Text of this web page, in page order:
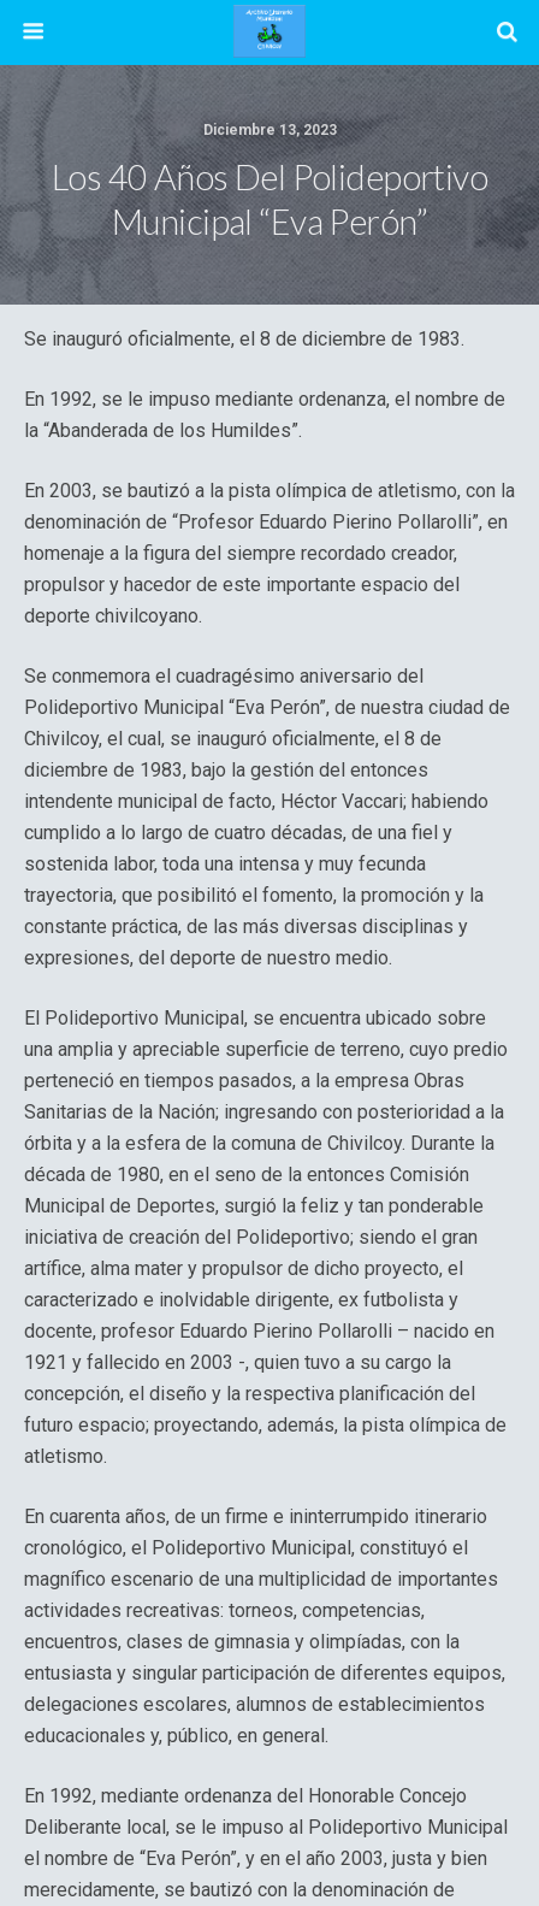
Diciembre 13, 2023
Los 40 Años Del Polideportivo
Municipal “Eva Perón”
Se inauguró oficialmente, el 8 de diciembre de 1983.
En 1992, se le impuso mediante ordenanza, el nombre de
la “Abanderada de los Humildes”.
En 2003, se bautizó a la pista olímpica de atletismo, con la
denominación de “Profesor Eduardo Pierino Pollarolli”, en
homenaje a la figura del siempre recordado creador,
propulsor y hacedor de este importante espacio del
deporte chivilcoyano.
Se conmemora el cuadragésimo aniversario del
Polideportivo Municipal “Eva Perón”, de nuestra ciudad de
Chivilcoy, el cual, se inauguró oficialmente, el 8 de
diciembre de 1983, bajo la gestión del entonces
intendente municipal de facto, Héctor Vaccari; habiendo
cumplido a lo largo de cuatro décadas, de una fiel y
sostenida labor, toda una intensa y muy fecunda
trayectoria, que posibilitó el fomento, la promoción y la
constante práctica, de las más diversas disciplinas y
expresiones, del deporte de nuestro medio.
El Polideportivo Municipal, se encuentra ubicado sobre
una amplia y apreciable superficie de terreno, cuyo predio
perteneció en tiempos pasados, a la empresa Obras
Sanitarias de la Nación; ingresando con posterioridad a la
órbita y a la esfera de la comuna de Chivilcoy. Durante la
década de 1980, en el seno de la entonces Comisión
Municipal de Deportes, surgió la feliz y tan ponderable
iniciativa de creación del Polideportivo; siendo el gran
artífice, alma mater y propulsor de dicho proyecto, el
caracterizado e inolvidable dirigente, ex futbolista y
docente, profesor Eduardo Pierino Pollarolli – nacido en
1921 y fallecido en 2003 -, quien tuvo a su cargo la
concepción, el diseño y la respectiva planificación del
futuro espacio; proyectando, además, la pista olímpica de
atletismo.
En cuarenta años, de un firme e ininterrumpido itinerario
cronológico, el Polideportivo Municipal, constituyó el
magnífico escenario de una multiplicidad de importantes
actividades recreativas: torneos, competencias,
encuentros, clases de gimnasia y olimpíadas, con la
entusiasta y singular participación de diferentes equipos,
delegaciones escolares, alumnos de establecimientos
educacionales y, público, en general.
En 1992, mediante ordenanza del Honorable Concejo
Deliberante local, se le impuso al Polideportivo Municipal
el nombre de “Eva Perón”, y en el año 2003, justa y bien
merecidamente, se bautizó con la denominación de